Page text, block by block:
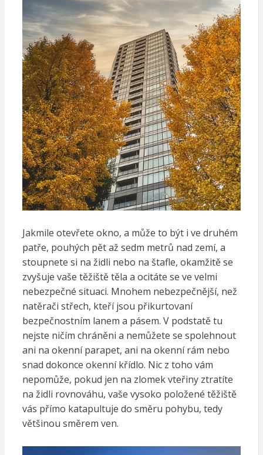
Jakmile otevřete okno, a může to být i ve druhém
patře, pouhých pět až sedm metrů nad zemí, a
stoupnete si na židli nebo na štafle, okamžitě se
zvyšuje vaše těžiště těla a ocitáte se ve velmi
nebezpečné situaci. Mnohem nebezpečnější, než
natěrači střech, kteří jsou přikurtovaní
bezpečnostním lanem a pásem. V podstatě tu
nejste ničím chráněni a nemůžete se spolehnout
ani na okenní parapet, ani na okenní rám nebo
snad dokonce okenní křídlo. Nic z toho vám
nepomůže, pokud jen na zlomek vteřiny ztratíte
na židli rovnováhu, vaše vysoko položené těžiště
vás přímo katapultuje do směru pohybu, tedy
většinou směrem ven.